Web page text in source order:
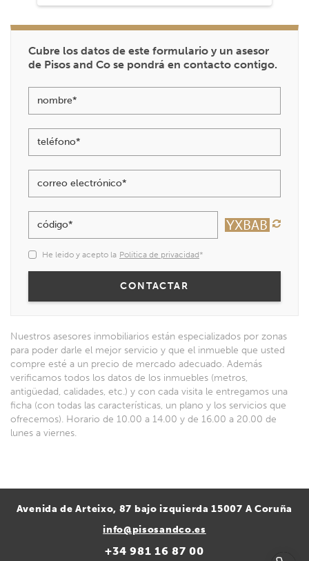
Cubre los datos de este formulario y un asesor
de Pisos and Co se pondrá en contacto contigo.
nombre*
teléfono*
correo electrónico*
código*
He leido y acepto la Política de privacidad*
Nuestros asesores inmobiliarios están especializados por zonas
para poder darle el mejor servicio y que el inmueble que usted
compre esté a un precio de mercado adecuado. Además
verificamos todos los datos de los inmuebles (metros,
antigüedad, calidades, etc.) y con cada visita le entregamos una
ficha (con todas las características, un plano y los servicios que
ofrecemos). Horario de 10.00 a 14.00 y de 16.00 a 20.00 de
lunes a viernes.
Avenida de Arteixo, 87 bajo izquierda 15007 A Coruña
info@pisosandco.es
+34 981 16 87 00